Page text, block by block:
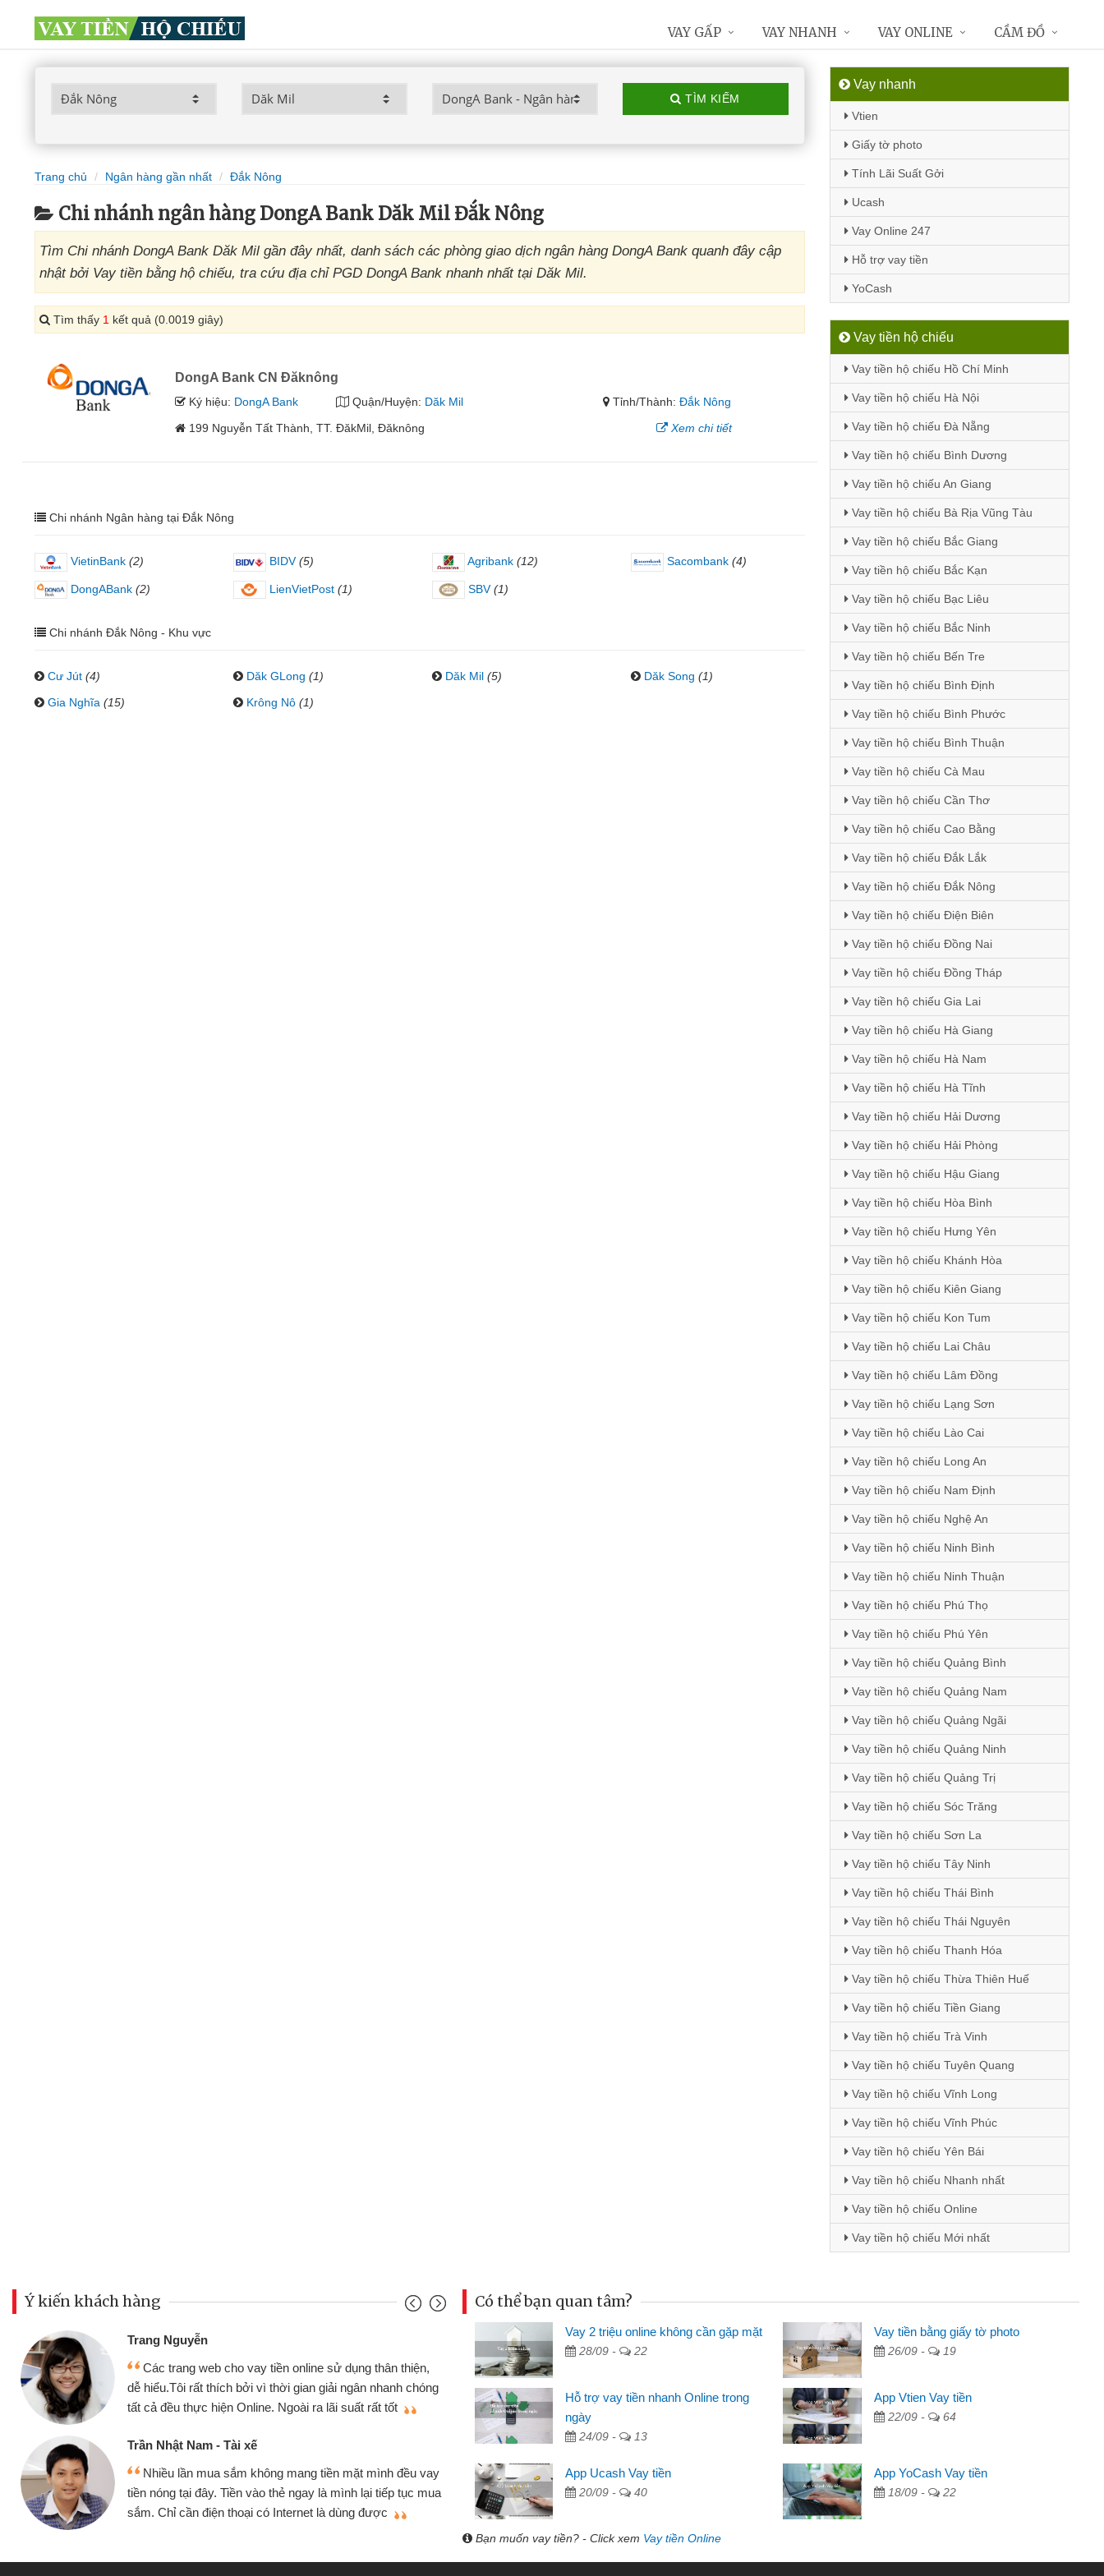
TÌM KIẾM
Trang chủ Ngân hàng gần nhất Đắk Nông
Chi nhánh ngân hàng DongA Bank Dăk Mil Đắk Nông
Tìm Chi nhánh DongA Bank Dăk Mil gần đây nhất, danh sách các phòng giao dịch ngân hàng DongA Bank quanh đây cập
nhật bởi Vay tiền bằng hộ chiếu, tra cứu địa chỉ PGD DongA Bank nhanh nhất tại Dăk Mil.
Tìm thấy 1 kết quả (0.0019 giây)
DongA Bank CN Đăknông
Ký hiệu: DongA Bank Quận/Huyện: Dăk Mil Tỉnh/Thành:Đắk Nông
199 Nguyễn Tất Thành, TT. ĐăkMil, Đăknông
Xem chi tiết
Chi nhánh Ngân hàng tại Đắk Nông
VietinBank (2) BIDV (5) Agribank (12) Sacombank (4)
DongABank (2) LienVietPost (1) SBV (1)
Chi nhánh Đắk Nông - Khu vực
Cư Jút (4) Dăk GLong (1) Dăk Mil (5) Dăk Song (1)
Gia Nghĩa (15) Krông Nô (1)
Vay nhanh
Vtien
Giấy tờ photo
Tính Lãi Suất Gởi
Ucash
Vay Online 247
Hỗ trợ vay tiền
YoCash
Vay tiền hộ chiếu
Vay tiền hộ chiếu Hồ Chí Minh
Vay tiền hộ chiếu Hà Nội
Vay tiền hộ chiếu Đà Nẵng
Vay tiền hộ chiếu Bình Dương
Vay tiền hộ chiếu An Giang
Vay tiền hộ chiếu Bà Rịa Vũng Tàu
Vay tiền hộ chiếu Bắc Giang
Vay tiền hộ chiếu Bắc Kạn
Vay tiền hộ chiếu Bạc Liêu
Vay tiền hộ chiếu Bắc Ninh
Vay tiền hộ chiếu Bến Tre
Vay tiền hộ chiếu Bình Định
Vay tiền hộ chiếu Bình Phước
Vay tiền hộ chiếu Bình Thuận
Vay tiền hộ chiếu Cà Mau
Vay tiền hộ chiếu Cần Thơ
Vay tiền hộ chiếu Cao Bằng
Vay tiền hộ chiếu Đắk Lắk
Vay tiền hộ chiếu Đắk Nông
Vay tiền hộ chiếu Điện Biên
Vay tiền hộ chiếu Đồng Nai
Vay tiền hộ chiếu Đồng Tháp
Vay tiền hộ chiếu Gia Lai
Vay tiền hộ chiếu Hà Giang
Vay tiền hộ chiếu Hà Nam
Vay tiền hộ chiếu Hà Tĩnh
Vay tiền hộ chiếu Hải Dương
Vay tiền hộ chiếu Hải Phòng
Vay tiền hộ chiếu Hậu Giang
Vay tiền hộ chiếu Hòa Bình
Vay tiền hộ chiếu Hưng Yên
Vay tiền hộ chiếu Khánh Hòa
Vay tiền hộ chiếu Kiên Giang
Vay tiền hộ chiếu Kon Tum
Vay tiền hộ chiếu Lai Châu
Vay tiền hộ chiếu Lâm Đồng
Vay tiền hộ chiếu Lạng Sơn
Vay tiền hộ chiếu Lào Cai
Vay tiền hộ chiếu Long An
Vay tiền hộ chiếu Nam Định
Vay tiền hộ chiếu Nghệ An
Vay tiền hộ chiếu Ninh Bình
Vay tiền hộ chiếu Ninh Thuận
Vay tiền hộ chiếu Phú Thọ
Vay tiền hộ chiếu Phú Yên
Vay tiền hộ chiếu Quảng Bình
Vay tiền hộ chiếu Quảng Nam
Vay tiền hộ chiếu Quảng Ngãi
Vay tiền hộ chiếu Quảng Ninh
Vay tiền hộ chiếu Quảng Trị
Vay tiền hộ chiếu Sóc Trăng
Vay tiền hộ chiếu Sơn La
Vay tiền hộ chiếu Tây Ninh
Vay tiền hộ chiếu Thái Bình
Vay tiền hộ chiếu Thái Nguyên
Vay tiền hộ chiếu Thanh Hóa
Vay tiền hộ chiếu Thừa Thiên Huế
Vay tiền hộ chiếu Tiền Giang
Vay tiền hộ chiếu Trà Vinh
Vay tiền hộ chiếu Tuyên Quang
Vay tiền hộ chiếu Vĩnh Long
Vay tiền hộ chiếu Vĩnh Phúc
Vay tiền hộ chiếu Yên Bái
Vay tiền hộ chiếu Nhanh nhất
Vay tiền hộ chiếu Online
Vay tiền hộ chiếu Mới nhất
VAY GẤP VAY NHANH VAY ONLINE CẦM ĐỒ
Ý kiến khách hàng
sử dụng thân thiện,
giải ngân nhanh chóng
lãi suất rất tốt
tiền mặt mình đều vay
là mình lại tiếp tục mua
là dùng được
Mình cần tiền gấp nên định cầm cố chiếc xe wave
nhưng thật may đã có gói vay tiền bằng CMND online
không cần gặp mặt nên rất tiện lợi, sẽ giới thiệu cho bạn
bè biết
Tôi kinh doanh buôn bán nhỏ lẻ nhiều lúc cần vốn nhập
hàng, nhờ biết đến website qua bạn bè giới thiệu tôi đã giải
quyết được công việc của mình nhanh chóng
Mai Lan - Sinh viên
Tôi biết đến thông qua quảng cáo trên facebook. Tôi là
sinh viên nên cần đóng tiền nhà, sinh nhật bạn bè, mà đọc
thấy thủ tục nhanh gọn nên tôi quyết định vay
Lâm Minh Chánh
Mất 2 tuần các ngân hàng không ai cho vay. Trong khi
cần có 2 triệu để giải quyết việc riêng, trong 1-2 ngày tôi trả
được thôi. Cảm ơn đã giúp tôi kịp thời và nhanh chóng
Có thể bạn quan tâm?
Vay 2 triệu online không cần gặp mặt
28/09 - 22
Vay tiền bằng giấy tờ photo
26/09 - 19
Hỗ trợ vay tiền nhanh Online trong
ngày
24/09 - 13
App Vtien Vay tiền
22/09 - 64
App Ucash Vay tiền
20/09 - 40
App YoCash Vay tiền
18/09 - 22
Bạn muốn vay tiền? - Click xem Vay tiền Online